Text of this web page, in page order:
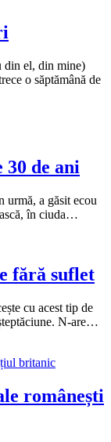
din el, din mine)
o săptămână de
30 de ani
urmă, a găsit ecou
în ciuda…
fără suflet
cu acest tip de
N-are…
britanic
românești